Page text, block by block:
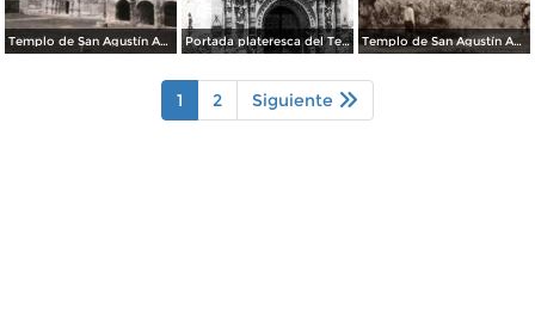
Templo de San Agustín Acolmán Portada plateresca del Templo de San Agustín Acolmán Templo de San Agustín Acolmán
1 2 Siguiente